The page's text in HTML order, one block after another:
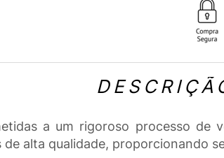
a um rigoroso processo
alta qualidade, proporcionando